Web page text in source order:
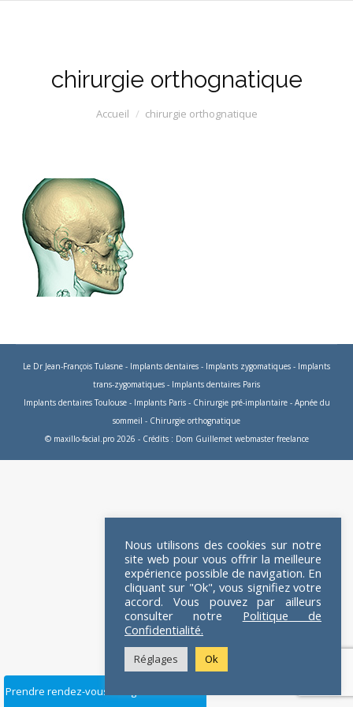
Prendre rendez-vous en ligne
chirurgie orthognatique
Accueil chirurgie orthognatique
Le Dr Jean-François Tulasne - Implants dentaires - Implants zygomatiques - Implants
trans-zygomatiques - Implants dentaires Paris
Implants dentaires Toulouse- Implants Paris- Chirurgie pré-implantaire- Apnée du
sommeil - Chirurgie orthognatique
© maxillo-facial.pro 2026 - Crédits : Dom Guillemet webmaster freelance
Nous utilisons des cookies sur notre
site web pour vous offrir la meilleure
expérience possible de navigation. En
cliquant sur "Ok", vous signifiez votre
accord. Vous pouvez par ailleurs
consulter notre Politique de
Confidentialité.
Réglages Ok